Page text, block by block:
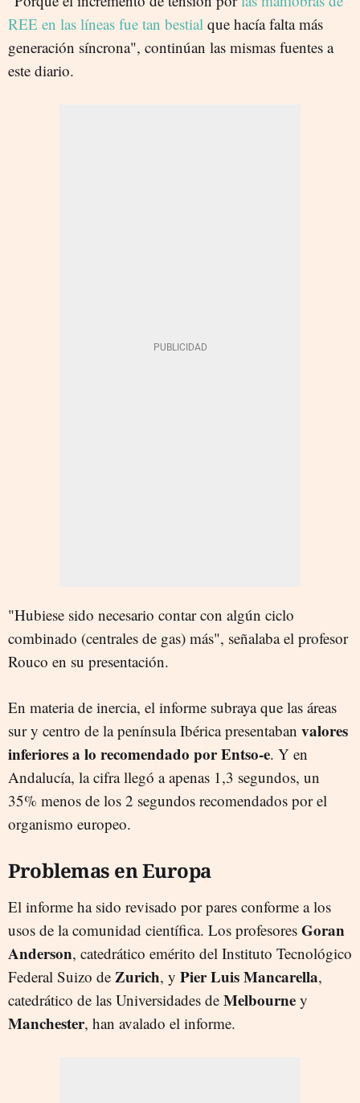
REE en las líneas fue tan bestial que hacía falta más
generación síncrona", continúan las mismas fuentes a
este diario.
"Hubiese sido necesario contar con algún ciclo
combinado (centrales de gas) más", señalaba el profesor
Rouco en su presentación.
En materia de inercia, el informe subraya que las áreas
sur y centro de la península Ibérica presentaban valores
inferiores a lo recomendado por Entso-e. Y en
Andalucía, la cifra llegó a apenas 1,3 segundos, un
35% menos de los 2 segundos recomendados por el
organismo europeo.
Problemas en Europa
El informe ha sido revisado por pares conforme a los
usos de la comunidad científica. Los profesores Goran
Anderson, catedrático emérito del Instituto Tecnológico
Federal Suizo de Zurich, y Pier Luis Mancarella,
catedrático de las Universidades de Melbourne y
Manchester, han avalado el informe.